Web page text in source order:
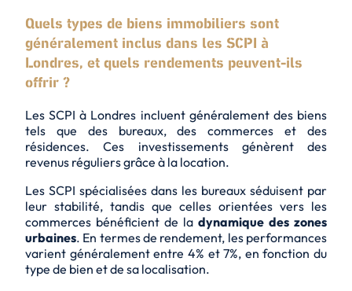
Quels types de biens immobiliers sont
généralement inclus dans les SCPI à
Londres, et quels rendements peuvent-ils
offrir ?
Les SCPI à Londres incluent généralement des biens
tels que des bureaux, des commerces et des
résidences. Ces investissements génèrent des
revenus réguliersgrâce à la location.
Les SCPI spécialisées dans les bureaux séduisent par
leur stabilité, tandis que celles orientées vers les
commerces bénéficient de la dynamique des zones
urbaines. En termes de rendement, les performances
varient généralement entre 4% et 7%, en fonction du
type de bien et de sa localisation.